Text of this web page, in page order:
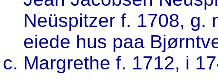
Neüspitzer f. 1708, g.
eiede hus paa
Margrethe f. 1712, i